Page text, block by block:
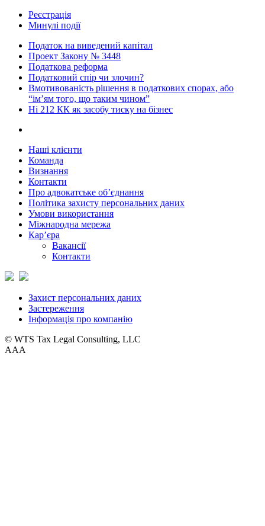
Реєстрація
Минулі події
Податок на виведений капітал
Проект Закону № 3448
Податкова реформа
Податковий спір чи злочин?
Вмотивованість рішення в податкових спорах, або
“ім’ям того, що таким чином”
Ні 212 КК як засобу тиску на бізнес
Наші клієнти
Команда
Визнання
Контакти
Про адвокатське об’єднання
Політика захисту персональних даних
Умови використання
Міжнародна мережа
Кар’єра
Вакансії
Контакти
Захист персональних даних
Застереження
Інформація про компанію
© WTS Tax Legal Consulting, LLC
AAA